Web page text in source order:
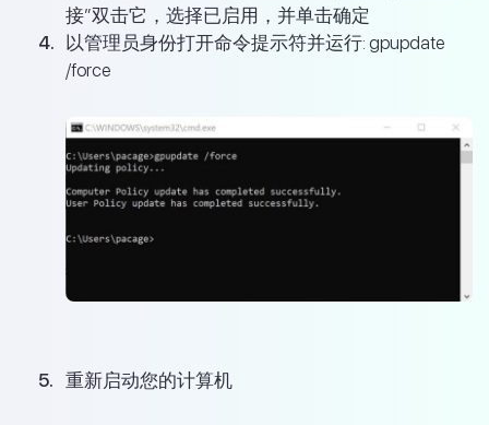
接”双击它，选择已启用，并单击确定
以管理员身份打开命令提示符并运行: gpupdate
/force
重新启动您的计算机